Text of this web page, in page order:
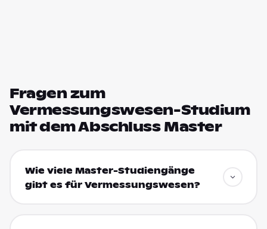
Fragen zum
Vermessungswesen-Studium
mit dem Abschluss Master
Wie viele Master-Studiengänge
gibt es für Vermessungswesen?